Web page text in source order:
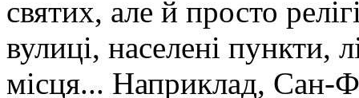
святих, але й просто
вулиці, населені пункти,
місця... Наприклад,